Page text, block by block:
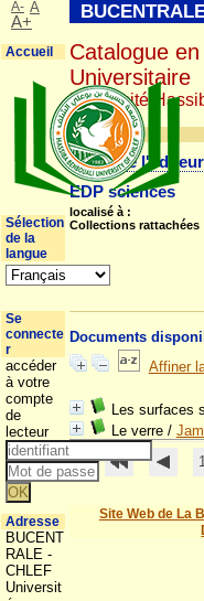
Détail de l'éditeur
EDP sciences
localisé à :
Collections rattachées
Documents
Affiner
Les surfaces
Le verre/
Site Web de La
Catalogue
Universitaire
Université
A- A
A+
Accueil
Sélection
de la
langue
Se
connecte
r
accéder
à votre
compte
de
lecteur
Adresse
BUCENT
RALE -
CHLEF
Universit